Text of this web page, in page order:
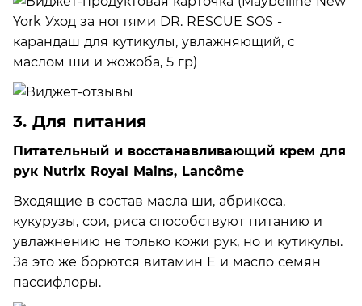
3. Для питания
Питательный и восстанавливающий крем для
рук Nutrix Royal Mains, Lancôme
Входящие в состав масла ши, абрикоса,
кукурузы, сои, риса способствуют питанию и
увлажнению не только кожи рук, но и кутикулы.
За это же борются витамин Е и масло семян
пассифлоры.